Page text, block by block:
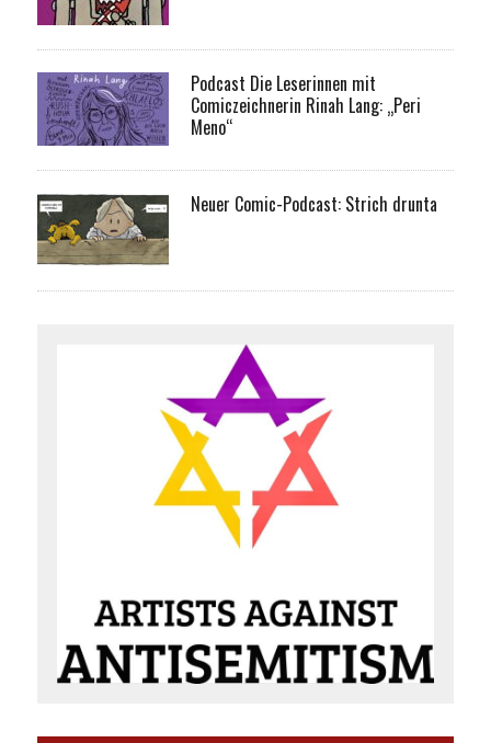
Podcast Die Leserinnen mit
Comiczeichnerin Rinah Lang: „Peri
Meno“
Neuer Comic-Podcast: Strich drunta